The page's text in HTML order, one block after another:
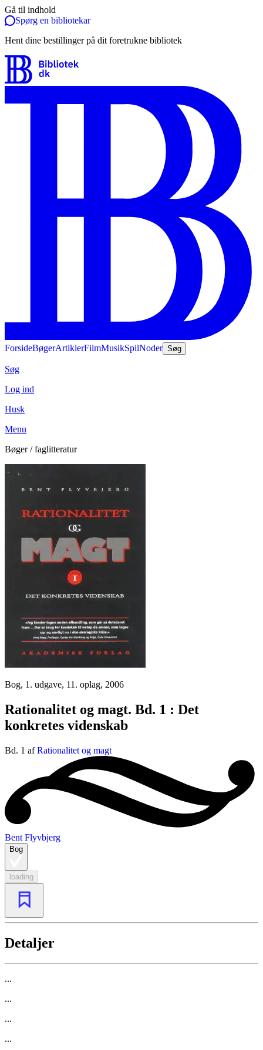
Gå til indhold
Spørg en bibliotekar
Hent dine bestillinger på dit foretrukne bibliotek
ForsideBøgerArtiklerFilmMusikSpilNoder Søg
Søg
Log ind
Husk
Menu
Bøger / faglitteratur
Bog, 1. udgave, 11. oplag, 2006
Rationalitet og magt. Bd. 1 : Det
konkretes videnskab
Bd. 1 afRationalitet og magt
Bent Flyvbjerg
Bog
loading
Detaljer
...
...
...
...